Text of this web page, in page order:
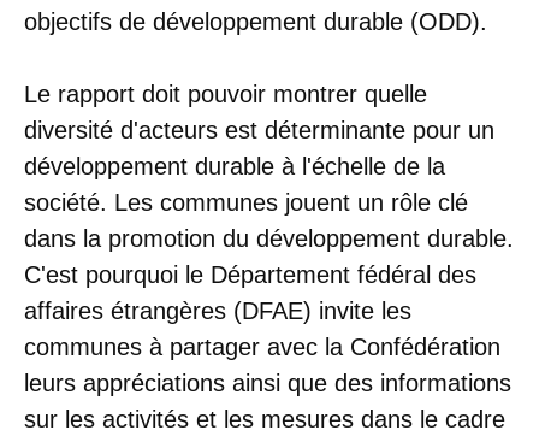
objectifs de développement durable (ODD).
Le rapport doit pouvoir montrer quelle
diversité d'acteurs est déterminante pour un
développement durable à l'échelle de la
société. Les communes jouent un rôle clé
dans la promotion du développement durable.
C'est pourquoi le Département fédéral des
affaires étrangères (DFAE) invite les
communes à partager avec la Confédération
leurs appréciations ainsi que des informations
sur les activités et les mesures dans le cadre